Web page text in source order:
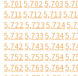
5,7015,7025,703
5,7115,7125,713
5,7225,7235,724
5,7325,7335,734
5,7425,7435,744
5,7525,7535,754
5,7625,7635,764